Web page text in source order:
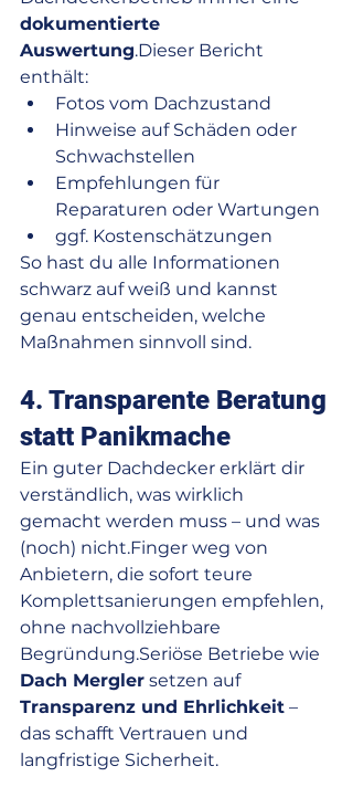
dokumentierte
Auswertung.Dieser Bericht
enthält:
Fotos vom Dachzustand
Hinweise auf Schäden oder
Schwachstellen
Empfehlungen für
Reparaturen oder Wartungen
ggf. Kostenschätzungen
So hast du alle Informationen
schwarz auf weiß und kannst
genau entscheiden, welche
Maßnahmen sinnvoll sind.
4. Transparente Beratung
statt Panikmache
Ein guter Dachdecker erklärt dir
verständlich, was wirklich
gemacht werden muss – und was
(noch) nicht.Finger weg von
Anbietern, die sofort teure
Komplettsanierungen empfehlen,
ohne nachvollziehbare
Begründung.Seriöse Betriebe wie
Dach Mergler setzen auf
Transparenz und Ehrlichkeit –
das schafft Vertrauen und
langfristige Sicherheit.